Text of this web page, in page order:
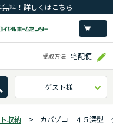
料！詳しくはこちら
受取方法 宅配便
ゲスト様
収納 > カバゾコ ４５深型